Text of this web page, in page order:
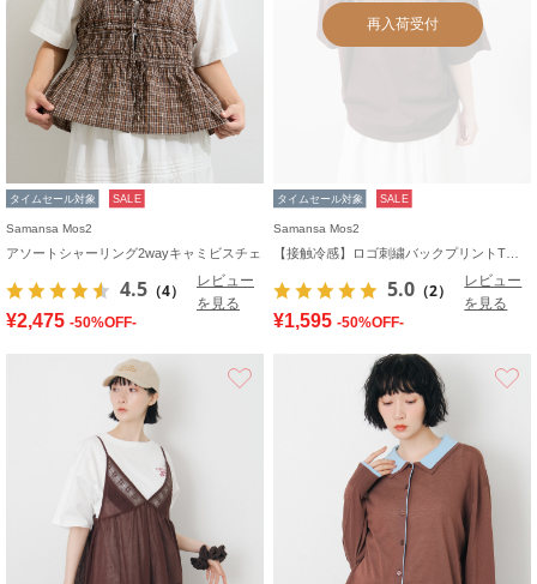
タイムセール対象 SALE
Samansa Mos2
アソートシャーリング2wayキャミビスチェ
4.5 （4）
レビュー
を見る
¥2,475 -50%OFF-
再入荷受付
タイムセール対象 SALE
Samansa Mos2
5.0 （2）
レビュー
を見る
¥1,595 -50%OFF-